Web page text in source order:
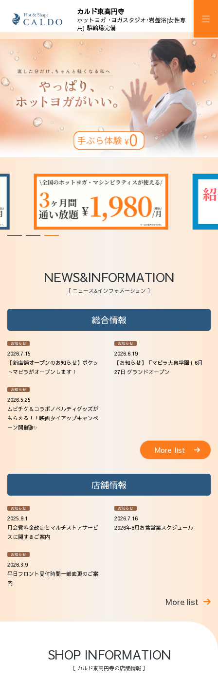
カルド東高円寺
ホットヨガ ･ヨガスタジオ･岩盤浴(女性専
用) 駐輪場完備
施設案内
プログラム
スケジュール
岩盤浴
料金
法人会員
アクセス
NEWS&INFORMATION
［ ニュース&インフォメーション ］
総合情報
お知らせ
2026.7.15
【新店舗オープンのお知らせ】ポケッ
トマピラがオープンします！
お知らせ
2026.6.19
【お知らせ】「マピラ大泉学園」6月
27日 グランドオープン
お知らせ
2026.5.25
ムビチケ＆コラボノベルティグッズが
もらえる！！映画タイアップキャンペ
ーン開催🎬✨
More list
店舗情報
お知らせ
2025.9.1
月会費料金改定とマルチストアサービ
スに関するご案内
お知らせ
2026.7.16
2026年8月お盆営業スケジュール
お知らせ
2026.3.9
平日フロント受付時間一部変更のご案
内
More list
SHOP INFORMATION
［ カルド東高円寺の店舗情報 ］